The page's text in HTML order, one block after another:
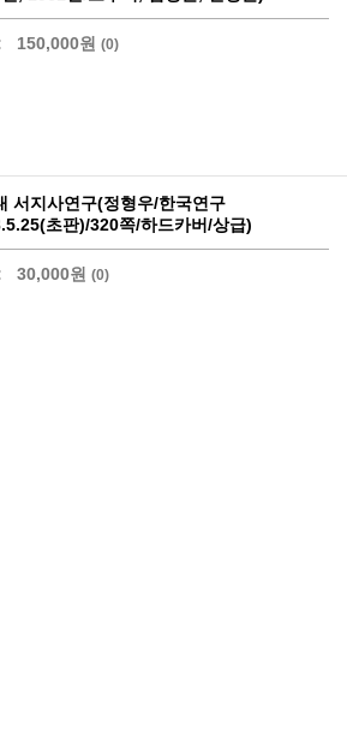
150,000원 (0)
서지사연구(정형우/한국연구
초판)/320쪽/하드카버/상급)
30,000원 (0)